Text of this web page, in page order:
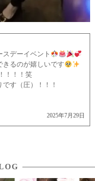
デーイベント
きるのが嬉しいです
！！！！笑
す（圧）！！！
2025年7月29日